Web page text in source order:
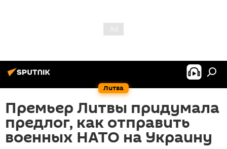
Литва
Премьер Литвы придумала
предлог, как отправить
военных НАТО на Украину